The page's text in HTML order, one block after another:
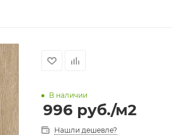
В наличии
996 руб./м2
Нашли дешевле?